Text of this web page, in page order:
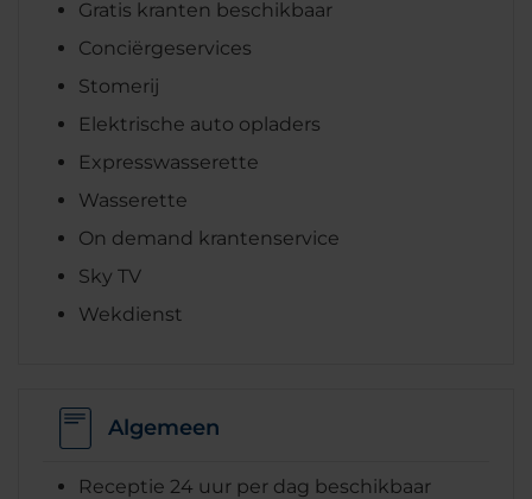
Gratis kranten beschikbaar
Conciërgeservices
Stomerij
Elektrische auto opladers
Expresswasserette
Wasserette
On demand krantenservice
Sky TV
Wekdienst
Algemeen
Receptie 24 uur per dag beschikbaar